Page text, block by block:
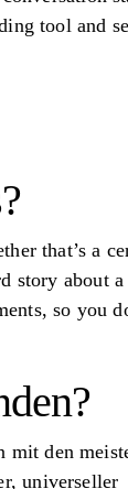
tool and
that’s a
story about a
so you
mit den
universeller